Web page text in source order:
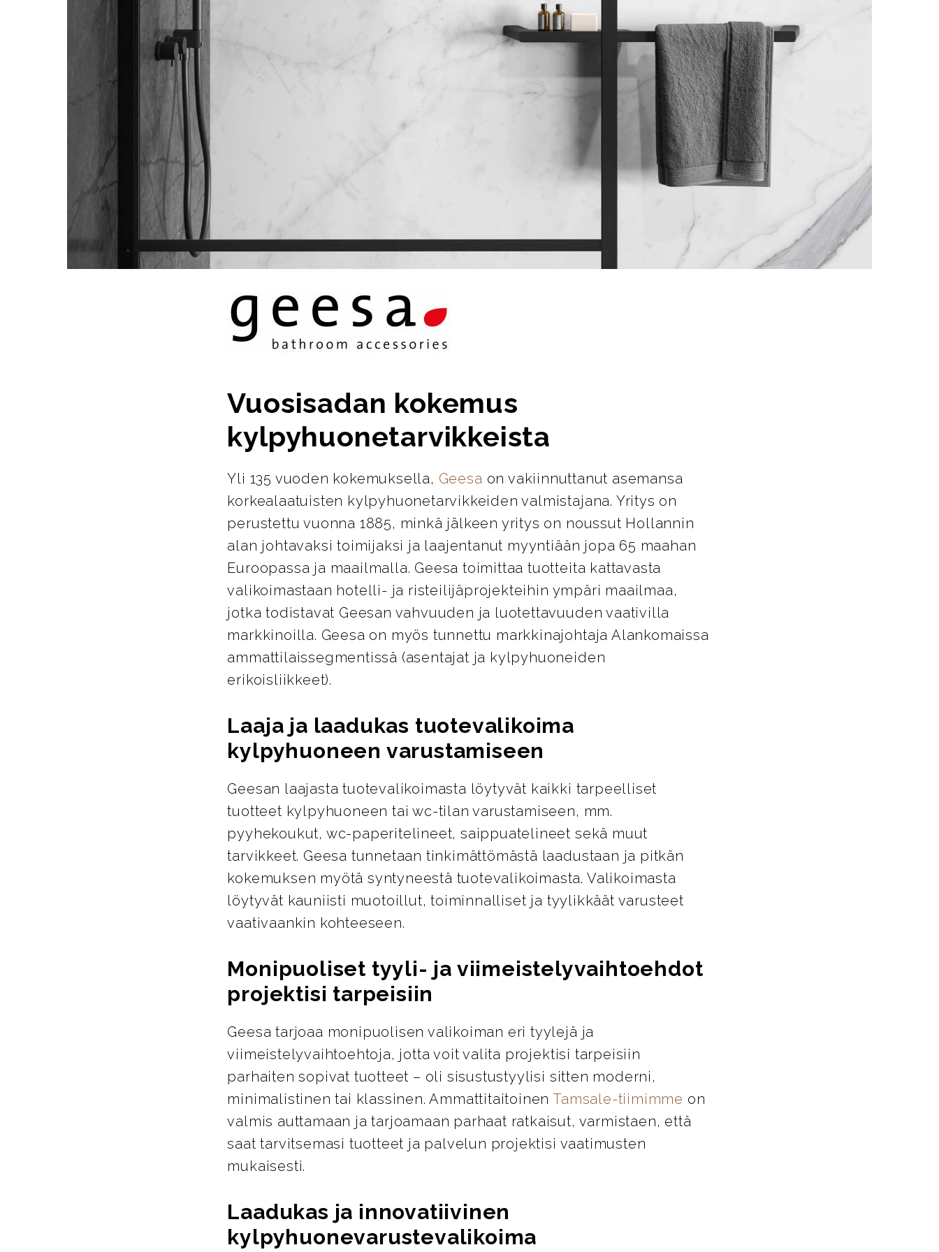
Vuosisadan kokemus
kylpyhuonetarvikkeista
Yli 135 vuoden kokemuksella, Geesa on vakiinnuttanut asemansa
korkealaatuisten kylpyhuonetarvikkeiden valmistajana. Yritys on
perustettu vuonna 1885, minkä jälkeen yritys on noussut Hollannin
alan johtavaksi toimijaksi ja laajentanut myyntiään jopa 65 maahan
Euroopassa ja maailmalla. Geesa toimittaa tuotteita kattavasta
valikoimastaan hotelli- ja risteilijäprojekteihin ympäri maailmaa,
jotka todistavat Geesan vahvuuden ja luotettavuuden vaativilla
markkinoilla. Geesa on myös tunnettu markkinajohtaja Alankomaissa
ammattilaissegmentissä (asentajat ja kylpyhuoneiden
erikoisliikkeet).
Laaja ja laadukas tuotevalikoima
kylpyhuoneen varustamiseen
Geesan laajasta tuotevalikoimasta löytyvät kaikki tarpeelliset
tuotteet kylpyhuoneen tai wc-tilan varustamiseen, mm.
pyyhekoukut, wc-paperitelineet, saippuatelineet sekä muut
tarvikkeet. Geesa tunnetaan tinkimättömästä laadustaan ja pitkän
kokemuksen myötä syntyneestä tuotevalikoimasta. Valikoimasta
löytyvät kauniisti muotoillut, toiminnalliset ja tyylikkäät varusteet
vaativaankin kohteeseen.
Monipuoliset tyyli- ja viimeistelyvaihtoehdot
projektisi tarpeisiin
Geesa tarjoaa monipuolisen valikoiman eri tyylejä ja
viimeistelyvaihtoehtoja, jotta voit valita projektisi tarpeisiin
parhaiten sopivat tuotteet – oli sisustustyylisi sitten moderni,
minimalistinen tai klassinen. AmmattitaitoinenTamsale-tiimimme on
valmis auttamaan ja tarjoamaan parhaat ratkaisut, varmistaen, että
saat tarvitsemasi tuotteet ja palvelun projektisi vaatimusten
mukaisesti.
Laadukas ja innovatiivinen
kylpyhuonevarustevalikoima